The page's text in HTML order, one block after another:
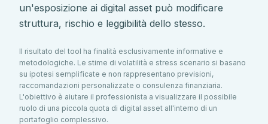
un'esposizione ai digital asset può modificare
struttura, rischio e leggibilità dello stesso.
Il risultato del tool ha finalità esclusivamente informative e
metodologiche. Le stime di volatilità e stress scenario si basano
su ipotesi semplificate e non rappresentano previsioni,
raccomandazioni personalizzate o consulenza finanziaria.
L'obiettivo è aiutare il professionista a visualizzare il possibile
ruolo di una piccola quota di digital asset all'interno di un
portafoglio complessivo.